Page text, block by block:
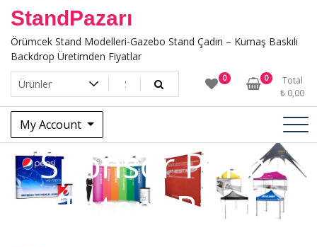
StandPazarı
Örümcek Stand Modelleri-Gazebo Stand Çadırı – Kumaş Baskılı
Backdrop Üretimden Fiyatlar
0 0
Total
₺ 0,00
My Account
Sponsor Pano-
Totem Pano